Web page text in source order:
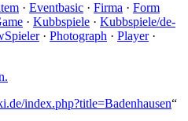
· Eventbasic · Firma · Form
· Kubbspiele · Kubbspiele/de-
· Photograph · Player·
index.php?title=Badenhausen“